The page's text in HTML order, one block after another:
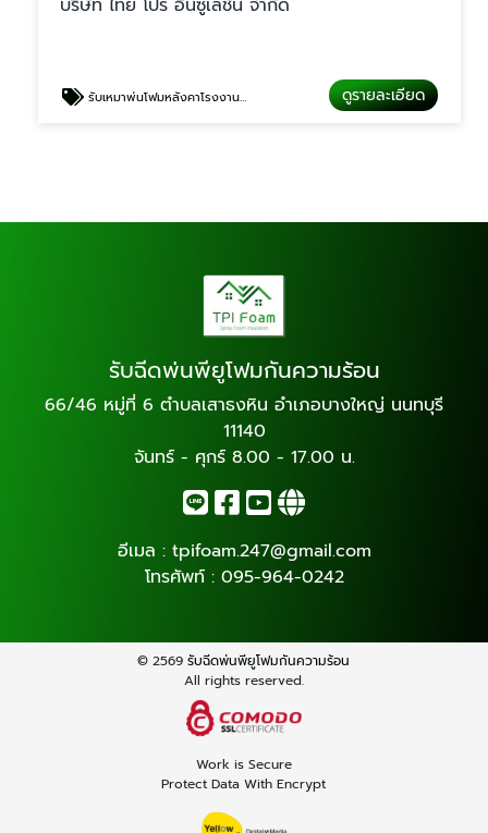
บริษัท ไทย โปร อินซูเลชั่น จำกัด
รับเหมาพ่นโฟมหลังคาโรงงาน โกดัง ดูรายละเอียด
รับฉีดพ่นพียูโฟมกันความร้อน
66/46 หมู่ที่ 6 ตำบลเสาธงหิน อำเภอบางใหญ่ นนทบุรี
11140
จันทร์ - ศุกร์ 8.00 - 17.00 น.
อีเมล : tpifoam.247@gmail.com
โทรศัพท์ : 095-964-0242
© 2569รับฉีดพ่นพียูโฟมกันความร้อน
All rights reserved.
Work is Secure
Protect Data With Encrypt